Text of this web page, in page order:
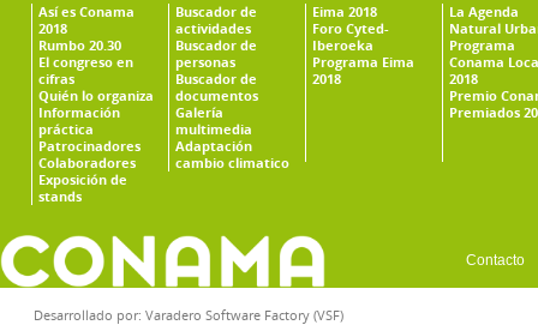
Así es Conama
2018
Rumbo 20.30
El congreso en
cifras
Quién lo organiza
Información
práctica
Patrocinadores
Colaboradores
Exposición de
stands
Buscador de
actividades
Buscador de
personas
Buscador de
documentos
Galería
multimedia
Adaptación
cambio climatico
Eima 2018
Foro Cyted-
Iberoeka
Programa Eima
2018
La Agenda
Natural
Programa
Conama
2018
Premio
Premiados
Contacto
Desarrollado por: Varadero Software Factory (VSF)